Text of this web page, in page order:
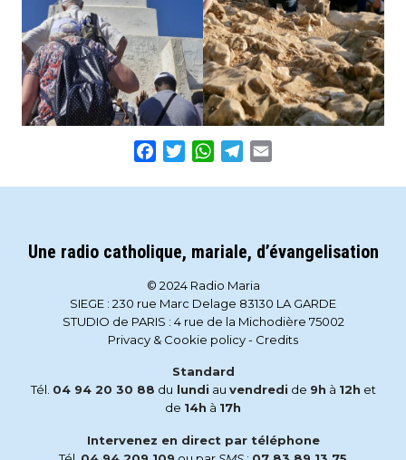
Facebook
TwitterWhatsApp
Telegram
Une radio catholique, mariale, d’évangelisation
© 2024 Radio Maria
SIEGE : 230 rue Marc Delage 83130 LA GARDE
STUDIO de PARIS : 4 rue de la Michodière 75002
Privacy & Cookie policy- Credits
Standard
Tél. 04 94 20 30 88 du lundi au vendredi de 9h à 12h et
de 14h à 17h
Intervenez en direct par téléphone